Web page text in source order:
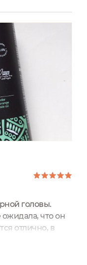
особенности,
меня своими
типа кожи
были
головы.
что он
отлично, в
чувство